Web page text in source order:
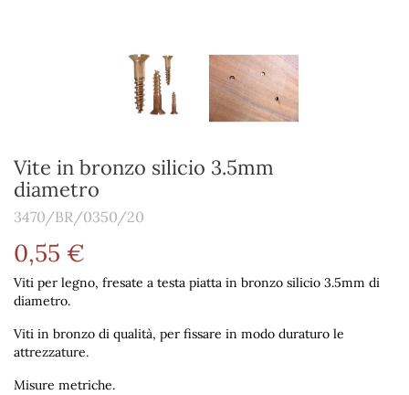
Vite in bronzo silicio 3.5mm
diametro
3470/BR/0350/20
0,55 €
Viti per legno, fresate a testa piatta in bronzo silicio 3.5mm di
diametro.
Viti in bronzo di qualità, per fissare in modo duraturo le
attrezzature.
Misure metriche.